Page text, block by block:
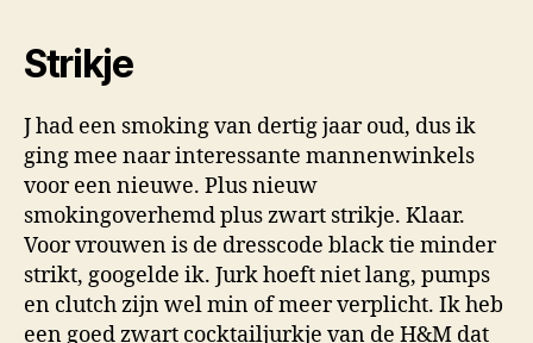
Strikje
J had een smoking van dertig jaar oud, dus ik
ging mee naar interessante mannenwinkels
voor een nieuwe. Plus nieuw
smokingoverhemd plus zwart strikje. Klaar.
Voor vrouwen is de dresscode black tie minder
strikt, googelde ik. Jurk hoeft niet lang, pumps
en clutch zijn wel min of meer verplicht. Ik heb
een goed zwart cocktailjurkje van de H&M dat